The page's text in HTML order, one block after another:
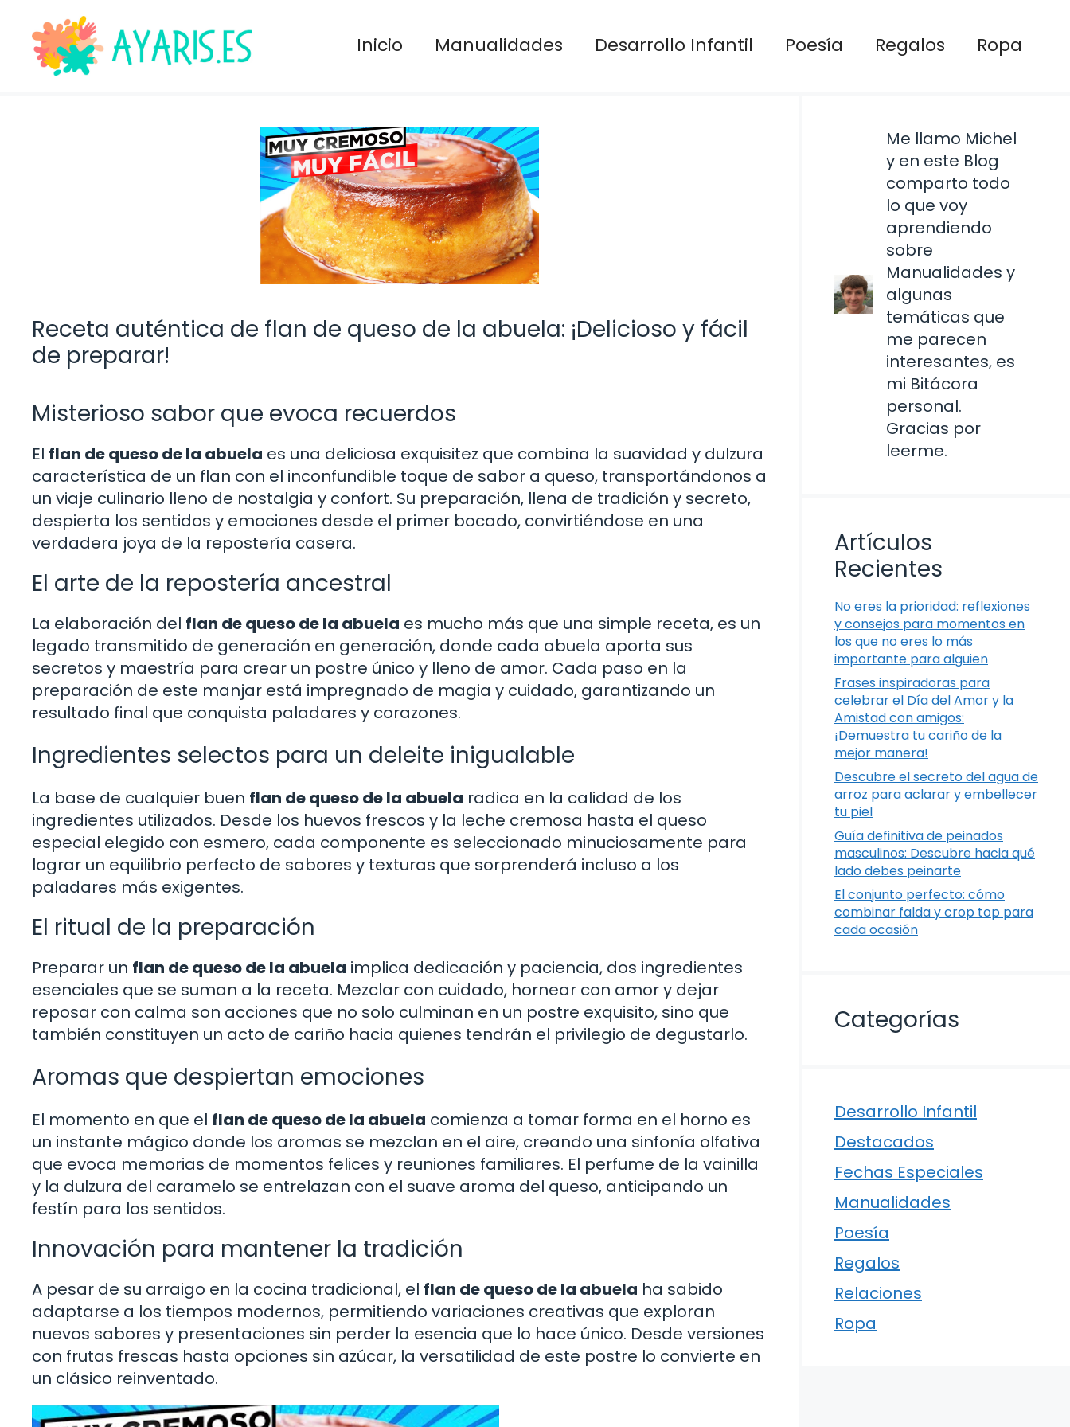
contenido
Inicio Manualidades Desarrollo Infantil Poesía Regalos Ropa
Receta auténtica de flan de queso de la abuela: ¡Delicioso y fácil
de preparar!
Misterioso sabor que evoca recuerdos
El flan de queso de la abuela es una deliciosa exquisitez que combina la suavidad y dulzura
característica de un flan con el inconfundible toque de sabor a queso, transportándonos a
un viaje culinario lleno de nostalgia y confort. Su preparación, llena de tradición y secreto,
despierta los sentidos y emociones desde el primer bocado, convirtiéndose en una
verdadera joya de la repostería casera.
El arte de la repostería ancestral
La elaboración del flan de queso de la abuela es mucho más que una simple receta, es un
legado transmitido de generación en generación, donde cada abuela aporta sus
secretos y maestría para crear un postre único y lleno de amor. Cada paso en la
preparación de este manjar está impregnado de magia y cuidado, garantizando un
resultado final que conquista paladares y corazones.
Ingredientes selectos para un deleite inigualable
La base de cualquier buen flan de queso de la abuela radica en la calidad de los
ingredientes utilizados. Desde los huevos frescos y la leche cremosa hasta el queso
especial elegido con esmero, cada componente es seleccionado minuciosamente para
lograr un equilibrio perfecto de sabores y texturas que sorprenderá incluso a los
paladares más exigentes.
El ritual de la preparación
Preparar un flan de queso de la abuela implica dedicación y paciencia, dos ingredientes
esenciales que se suman a la receta. Mezclar con cuidado, hornear con amor y dejar
reposar con calma son acciones que no solo culminan en un postre exquisito, sino que
también constituyen un acto de cariño hacia quienes tendrán el privilegio de degustarlo.
Aromas que despiertan emociones
El momento en que el flan de queso de la abuela comienza a tomar forma en el horno es
un instante mágico donde los aromas se mezclan en el aire, creando una sinfonía olfativa
que evoca memorias de momentos felices y reuniones familiares. El perfume de la vainilla
y la dulzura del caramelo se entrelazan con el suave aroma del queso, anticipando un
festín para los sentidos.
Innovación para mantener la tradición
A pesar de su arraigo en la cocina tradicional, el flan de queso de la abuela ha sabido
adaptarse a los tiempos modernos, permitiendo variaciones creativas que exploran
nuevos sabores y presentaciones sin perder la esencia que lo hace único. Desde versiones
con frutas frescas hasta opciones sin azúcar, la versatilidad de este postre lo convierte en
un clásico reinventado.
Me llamo Michel
y en este Blog
comparto todo
lo que voy
aprendiendo
sobre
Manualidades y
algunas
temáticas que
me parecen
interesantes, es
mi Bitácora
personal.
Gracias por
leerme.
Artículos
Recientes
No eres la prioridad: reflexiones
y consejos para momentos en
los que no eres lo más
importante para alguien
Frases inspiradoras para
celebrar el Día del Amor y la
Amistad con amigos:
¡Demuestra tu cariño de la
mejor manera!
Descubre el secreto del agua de
arroz para aclarar y embellecer
tu piel
Guía definitiva de peinados
masculinos: Descubre hacia qué
lado debes peinarte
El conjunto perfecto: cómo
combinar falda y crop top para
cada ocasión
Categorías
Desarrollo Infantil
Destacados
Fechas Especiales
Manualidades
Poesía
Regalos
Relaciones
Ropa